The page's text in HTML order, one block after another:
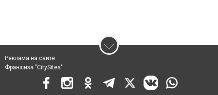
Реклама на сайте
Франшиза "CitySites"